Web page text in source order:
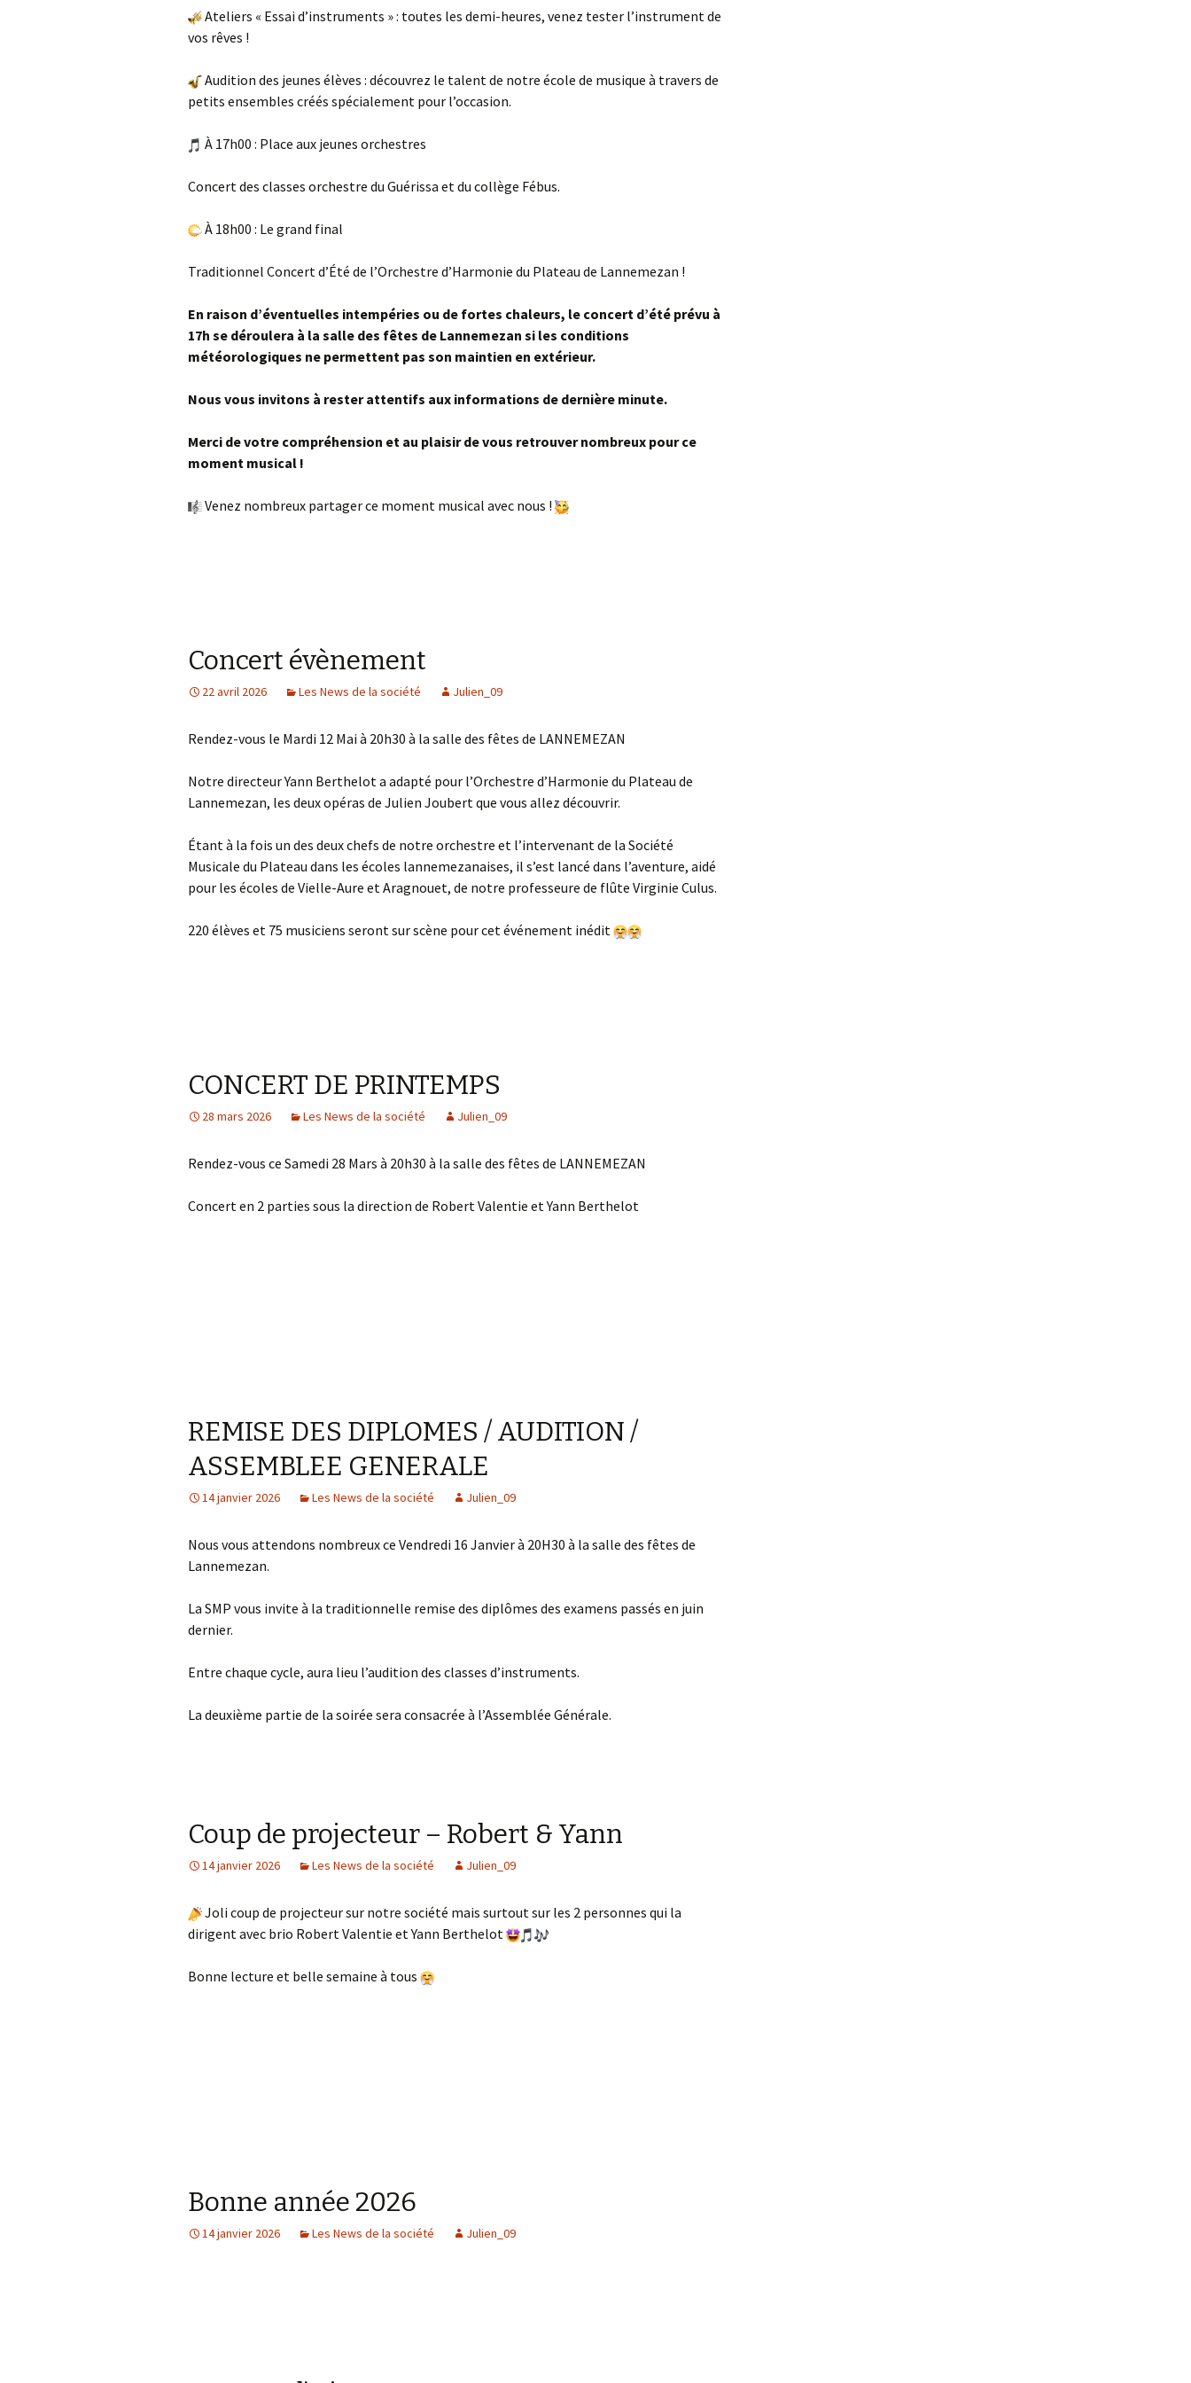
Ateliers « Essai d’instruments » : toutes les demi-heures, venez tester l’instrument de
vos rêves !
Audition des jeunes élèves : découvrez le talent de notre école de musique à travers de
petits ensembles créés spécialement pour l’occasion.
À 17h00 : Place aux jeunes orchestres
Concert des classes orchestre du Guérissa et du collège Fébus.
À 18h00 : Le grand final
Traditionnel Concert d’Été de l’Orchestre d’Harmonie du Plateau de Lannemezan !
En raison d’éventuelles intempéries ou de fortes chaleurs, le concert d’été prévu à
17h se déroulera à la salle des fêtes de Lannemezan si les conditions
météorologiques ne permettent pas son maintien en extérieur.
Nous vous invitons à rester attentifs aux informations de dernière minute.
Merci de votre compréhension et au plaisir de vous retrouver nombreux pour ce
moment musical !
Venez nombreux partager ce moment musical avec nous !
Concert évènement
22 avril 2026 Les News de la société Julien_09
Rendez-vous le Mardi 12 Mai à 20h30 à la salle des fêtes de LANNEMEZAN
Notre directeur Yann Berthelot a adapté pour l’Orchestre d’Harmonie du Plateau de
Lannemezan, les deux opéras de Julien Joubert que vous allez découvrir.
Étant à la fois un des deux chefs de notre orchestre et l’intervenant de la Société
Musicale du Plateau dans les écoles lannemezanaises, il s’est lancé dans l’aventure, aidé
pour les écoles de Vielle-Aure et Aragnouet, de notre professeure de flûte Virginie Culus.
220 élèves et 75 musiciens seront sur scène pour cet événement inédit
CONCERT DE PRINTEMPS
28 mars 2026 Les News de la société Julien_09
Rendez-vous ce Samedi 28 Mars à 20h30 à la salle des fêtes de LANNEMEZAN
Concert en 2 parties sous la direction de Robert Valentie et Yann Berthelot
REMISE DES DIPLOMES / AUDITION /
ASSEMBLEE GENERALE
14 janvier 2026 Les News de la société Julien_09
Nous vous attendons nombreux ce Vendredi 16 Janvier à 20H30 à la salle des fêtes de
Lannemezan.
La SMP vous invite à la traditionnelle remise des diplômes des examens passés en juin
dernier.
Entre chaque cycle, aura lieu l’audition des classes d’instruments.
La deuxième partie de la soirée sera consacrée à l’Assemblée Générale.
Coup de projecteur – Robert & Yann
14 janvier 2026 Les News de la société Julien_09
Joli coup de projecteur sur notre société mais surtout sur les 2 personnes qui la
dirigent avec brio Robert Valentie et Yann Berthelot
Bonne lecture et belle semaine à tous
Bonne année 2026
14 janvier 2026 Les News de la société Julien_09